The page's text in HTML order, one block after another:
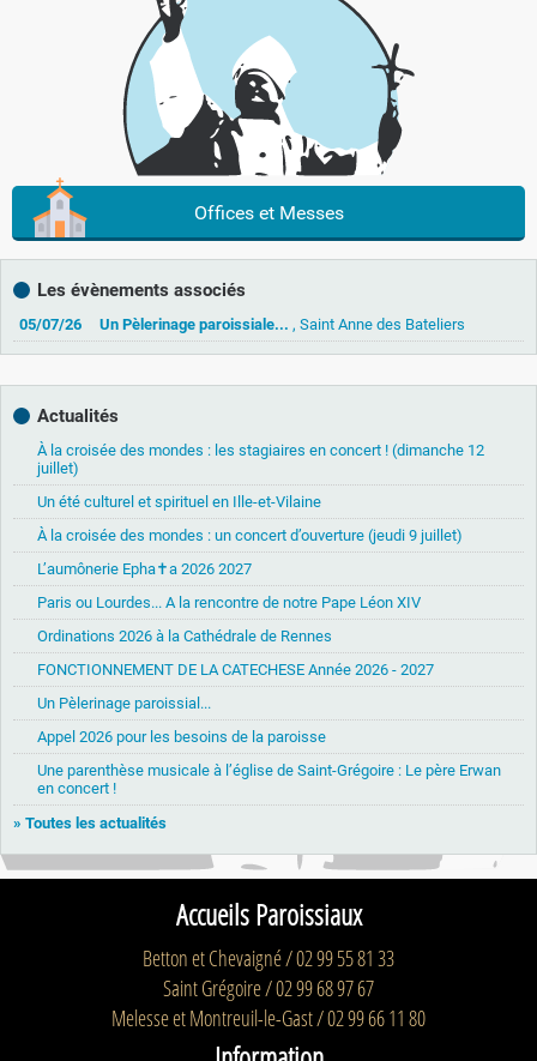
Offices et Messes
Les évènements associés
05/07/26 Un Pèlerinage paroissiale... , Saint Anne des Bateliers
Actualités
À la croisée des mondes : les stagiaires en concert ! (dimanche 12
juillet)
Un été culturel et spirituel en Ille-et-Vilaine
À la croisée des mondes : un concert d’ouverture (jeudi 9 juillet)
L’aumônerie Epha✝a 2026 2027
Paris ou Lourdes... A la rencontre de notre Pape Léon XIV
Ordinations 2026 à la Cathédrale de Rennes
FONCTIONNEMENT DE LA CATECHESE Année 2026 - 2027
Un Pèlerinage paroissial...
Appel 2026 pour les besoins de la paroisse
Une parenthèse musicale à l’église de Saint-Grégoire : Le père Erwan
en concert !
» Toutes les actualités
Accueils Paroissiaux
Betton et Chevaigné / 02 99 55 81 33
Saint Grégoire / 02 99 68 97 67
Melesse et Montreuil-le-Gast / 02 99 66 11 80